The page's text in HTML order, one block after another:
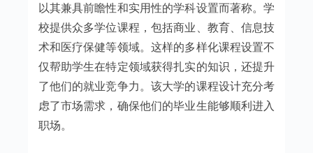
以其兼具前瞻性和实用性的学科设置而著称。学
校提供众多学位课程，包括商业、教育、信息技
术和医疗保健等领域。这样的多样化课程设置不
仅帮助学生在特定领域获得扎实的知识，还提升
了他们的就业竞争力。该大学的课程设计充分考
虑了市场需求，确保他们的毕业生能够顺利进入
职场。